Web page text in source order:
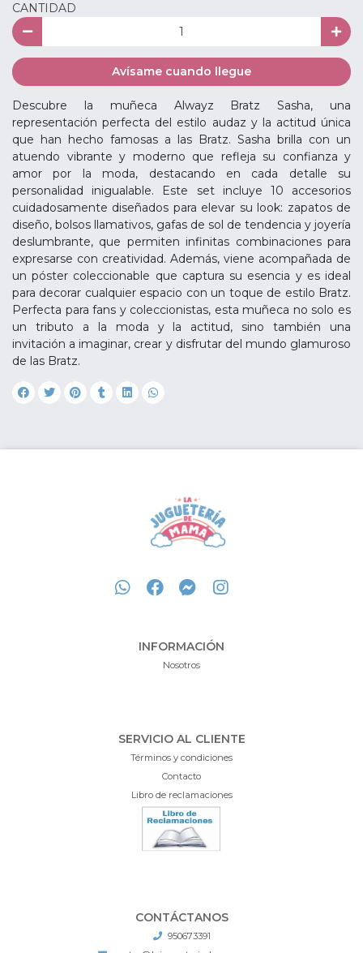
CANTIDAD
Avísame cuando llegue
Descubre la muñeca Alwayz Bratz Sasha, una
representación perfecta del estilo audaz y la actitud única
que han hecho famosas a las Bratz. Sasha brilla con un
atuendo vibrante y moderno que refleja su confianza y
amor por la moda, destacando en cada detalle su
personalidad inigualable. Este set incluye 10 accesorios
cuidadosamente diseñados para elevar su look: zapatos de
diseño, bolsos llamativos, gafas de sol de tendencia y joyería
deslumbrante, que permiten infinitas combinaciones para
expresarse con creatividad. Además, viene acompañada de
un póster coleccionable que captura su esencia y es ideal
para decorar cualquier espacio con un toque de estilo Bratz.
Perfecta para fans y coleccionistas, esta muñeca no solo es
un tributo a la moda y la actitud, sino también una
invitación a imaginar, crear y disfrutar del mundo glamuroso
de las Bratz.
INFORMACIÓN
Nosotros
SERVICIO AL CLIENTE
Términos y condiciones
Contacto
Libro de reclamaciones
CONTÁCTANOS
950673391